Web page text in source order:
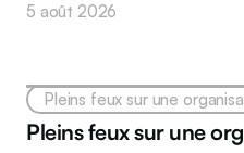
5 août 2026
Pleins feux sur une
Pleins feux sur une